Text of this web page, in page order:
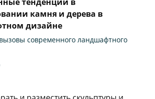
камня и дерева в
дизайне
современного ландшафтного